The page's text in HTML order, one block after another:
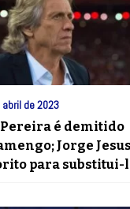
de 2023
é demitido
Jorge Jesus
para substitui-